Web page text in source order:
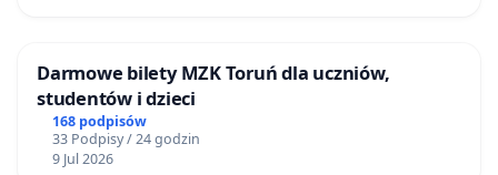
Darmowe bilety MZK Toruń dla uczniów,
studentów i dzieci
168 podpisów
33 Podpisy / 24 godzin
9 Jul 2026